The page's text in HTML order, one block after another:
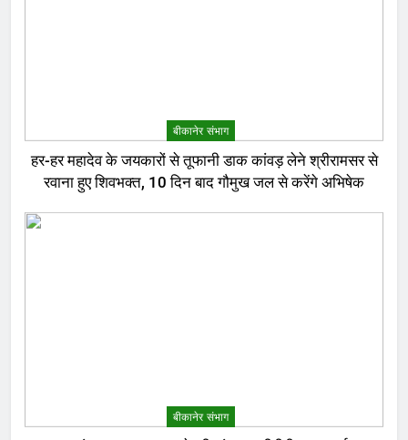
बीकानेर संभाग
हर-हर महादेव के जयकारों से तूफानी डाक कांवड़ लेने श्रीरामसर से
रवाना हुए शिवभक्त, 10 दिन बाद गौमुख जल से करेंगे अभिषेक
बीकानेर संभाग